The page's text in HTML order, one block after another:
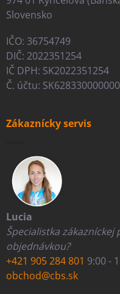
Slovensko
IČO: 36754749
DIČ: 2022351254
IČ DPH: SK2022351254
Č. účtu:
Zákaznícky servis
Lucia
Špecialistka
objednávkou?
+421 905 284 801 9:00 -
obchod@cbs.sk